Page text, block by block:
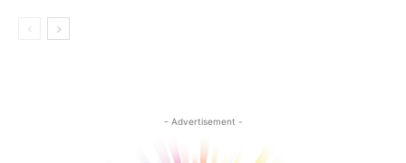
- Advertisement -